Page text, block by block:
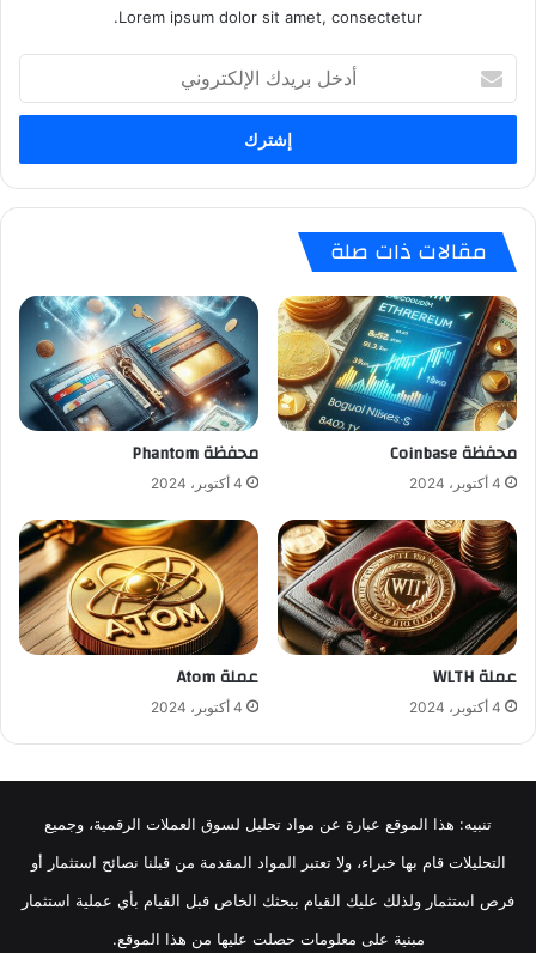
Lorem ipsum dolor sit amet, consectetur.
بريدك
الإلكتروني
مقالات ذات صلة
محفظة Coinbase
4 أكتوبر، 2024
محفظة Phantom
4 أكتوبر، 2024
عملة WLTH
4 أكتوبر، 2024
عملة Atom
4 أكتوبر، 2024
تنبيه: هذا الموقع عبارة عن مواد تحليل لسوق العملات الرقمية، وجميع
التحليلات قام بها خبراء، ولا تعتبر المواد المقدمة من قبلنا نصائح استثمار أو
فرص استثمار ولذلك عليك القيام ببحثك الخاص قبل القيام بأي عملية استثمار
مبنية على معلومات حصلت عليها من هذا الموقع.